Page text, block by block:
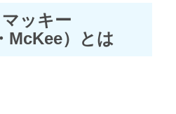
ッキー
McKee）とは